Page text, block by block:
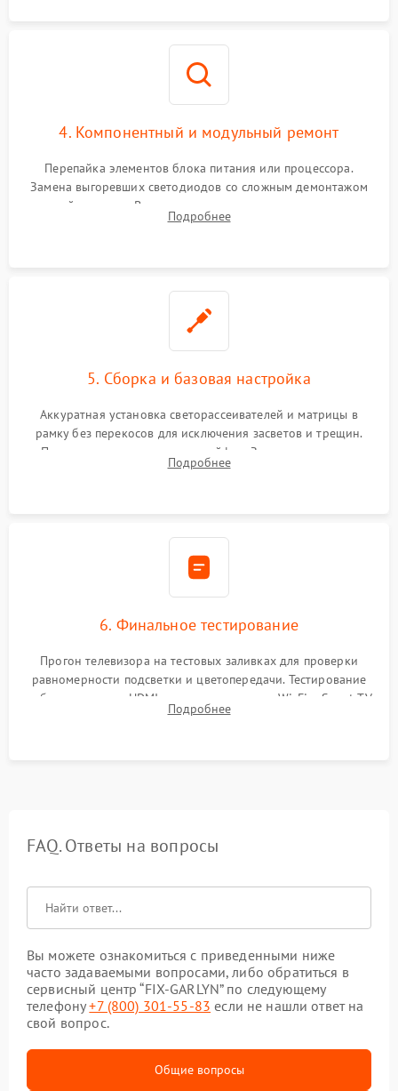
4. Компонентный и модульный ремонт
Перепайка элементов блока питания или процессора.
Замена выгоревших светодиодов со сложным демонтажом
хрупкой матрицы. Восстановление поврежденных дорожек,
прошивка микросхем памяти EEPROM
Подробнее
5. Сборка и базовая настройка
Аккуратная установка светорассеивателей и матрицы в
рамку без перекосов для исключения засветов и трещин.
Подключение внутренних шлейфов. Закрытие корпуса.
Сброс настроек и обновление программного обеспечения.
Подробнее
6. Финальное тестирование
Прогон телевизора на тестовых заливках для проверки
равномерности подсветки и цветопередачи. Тестирование
работы разъемов HDMI, динамиков, модуля Wi-Fi и Smart TV
в рабочем режиме в течение нескольких часов.
Подробнее
FAQ. Ответы на вопросы
Вы можете ознакомиться с приведенными ниже
часто задаваемыми вопросами, либо обратиться в
сервисный центр “FIX-GARLYN” по следующему
телефону+7 (800) 301-55-83 если не нашли ответ на
свой вопрос.
Общие вопросы